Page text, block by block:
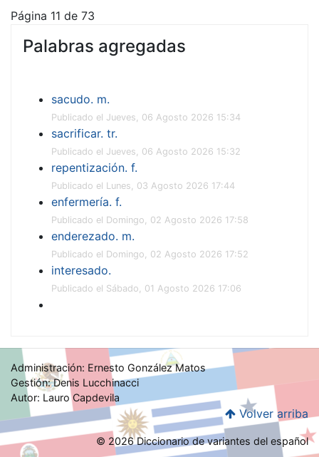
Página 11 de 73
Palabras agregadas
sacudo. m.
Publicado el Jueves, 06 Agosto 2026 15:34
sacrificar. tr.
Publicado el Jueves, 06 Agosto 2026 15:32
repentización. f.
Publicado el Lunes, 03 Agosto 2026 17:44
enfermería. f.
Publicado el Domingo, 02 Agosto 2026 17:58
enderezado. m.
Publicado el Domingo, 02 Agosto 2026 17:52
interesado.
Publicado el Sábado, 01 Agosto 2026 17:06
Administración: Ernesto González Matos
Gestión: Denis Lucchinacci
Autor: Lauro Capdevila
Volver arriba
© 2026 Diccionario de variantes del español